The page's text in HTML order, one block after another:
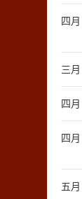
四月
三月
四月
四月
五月